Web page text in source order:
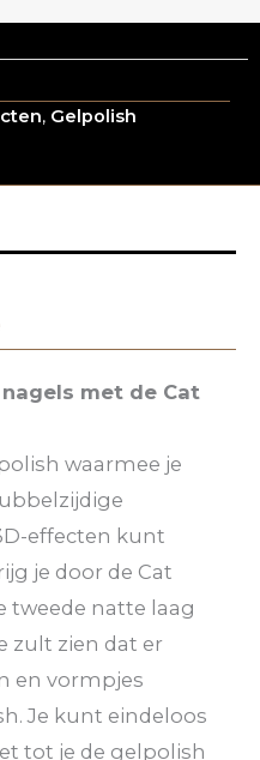
, Gelpolish
met de Cat
waarmee je
effecten kunt
je door de Cat
tweede natte laag
zult zien dat er
en vormpjes
Je kunt eindeloos
tot je de gelpolish